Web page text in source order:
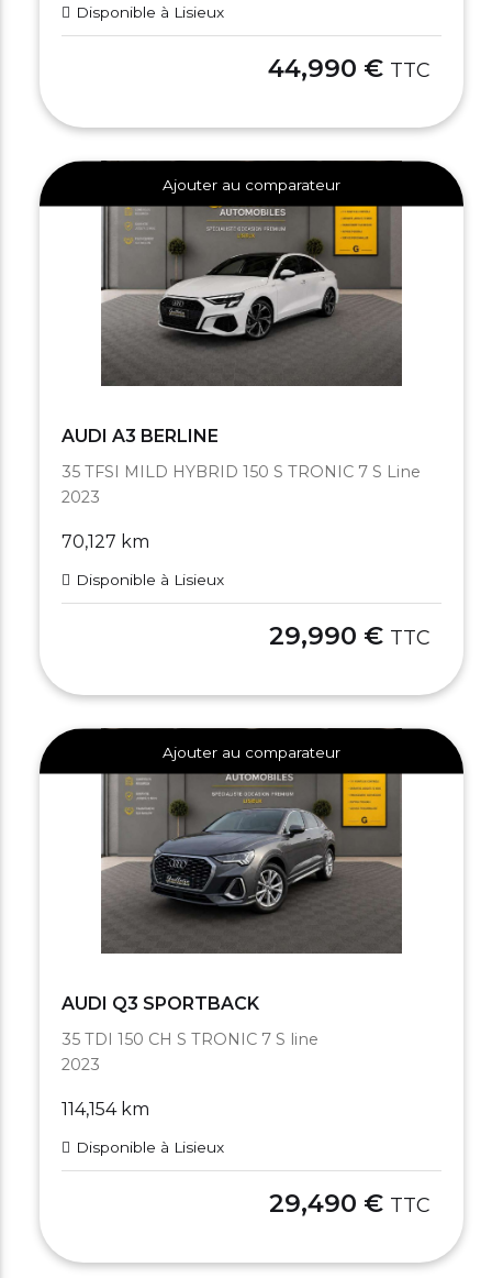
Disponible à Lisieux
44,990 € TTC
Ajouter au comparateur
AUDI A3 BERLINE
35 TFSI MILD HYBRID 150 S TRONIC 7 S Line
2023
70,127 km
Disponible à Lisieux
29,990 € TTC
Ajouter au comparateur
AUDI Q3 SPORTBACK
35 TDI 150 CH S TRONIC 7 S line
2023
114,154 km
Disponible à Lisieux
29,490 € TTC